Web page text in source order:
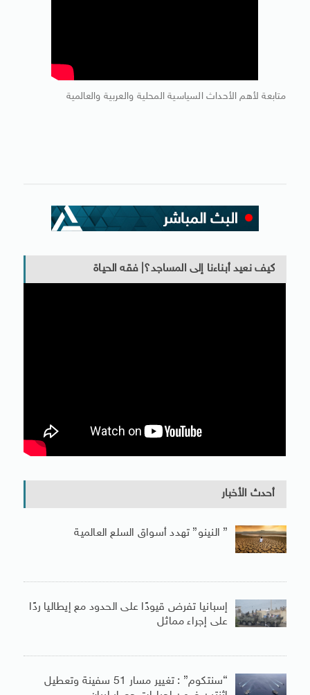
متابعة لأهم الأحداث السياسية المحلية والعربية والعالمية
كيف نعيد أبناءنا إلى المساجد؟| فقه الحياة
أحدث الأخبار
” النينو” تهدد أسواق السلع العالمية
إسبانيا تفرض قيودًا على الحدود مع إيطاليا ردًا
على إجراء مماثل
“سنتكوم” : تغيير مسار 51 سفينة وتعطيل